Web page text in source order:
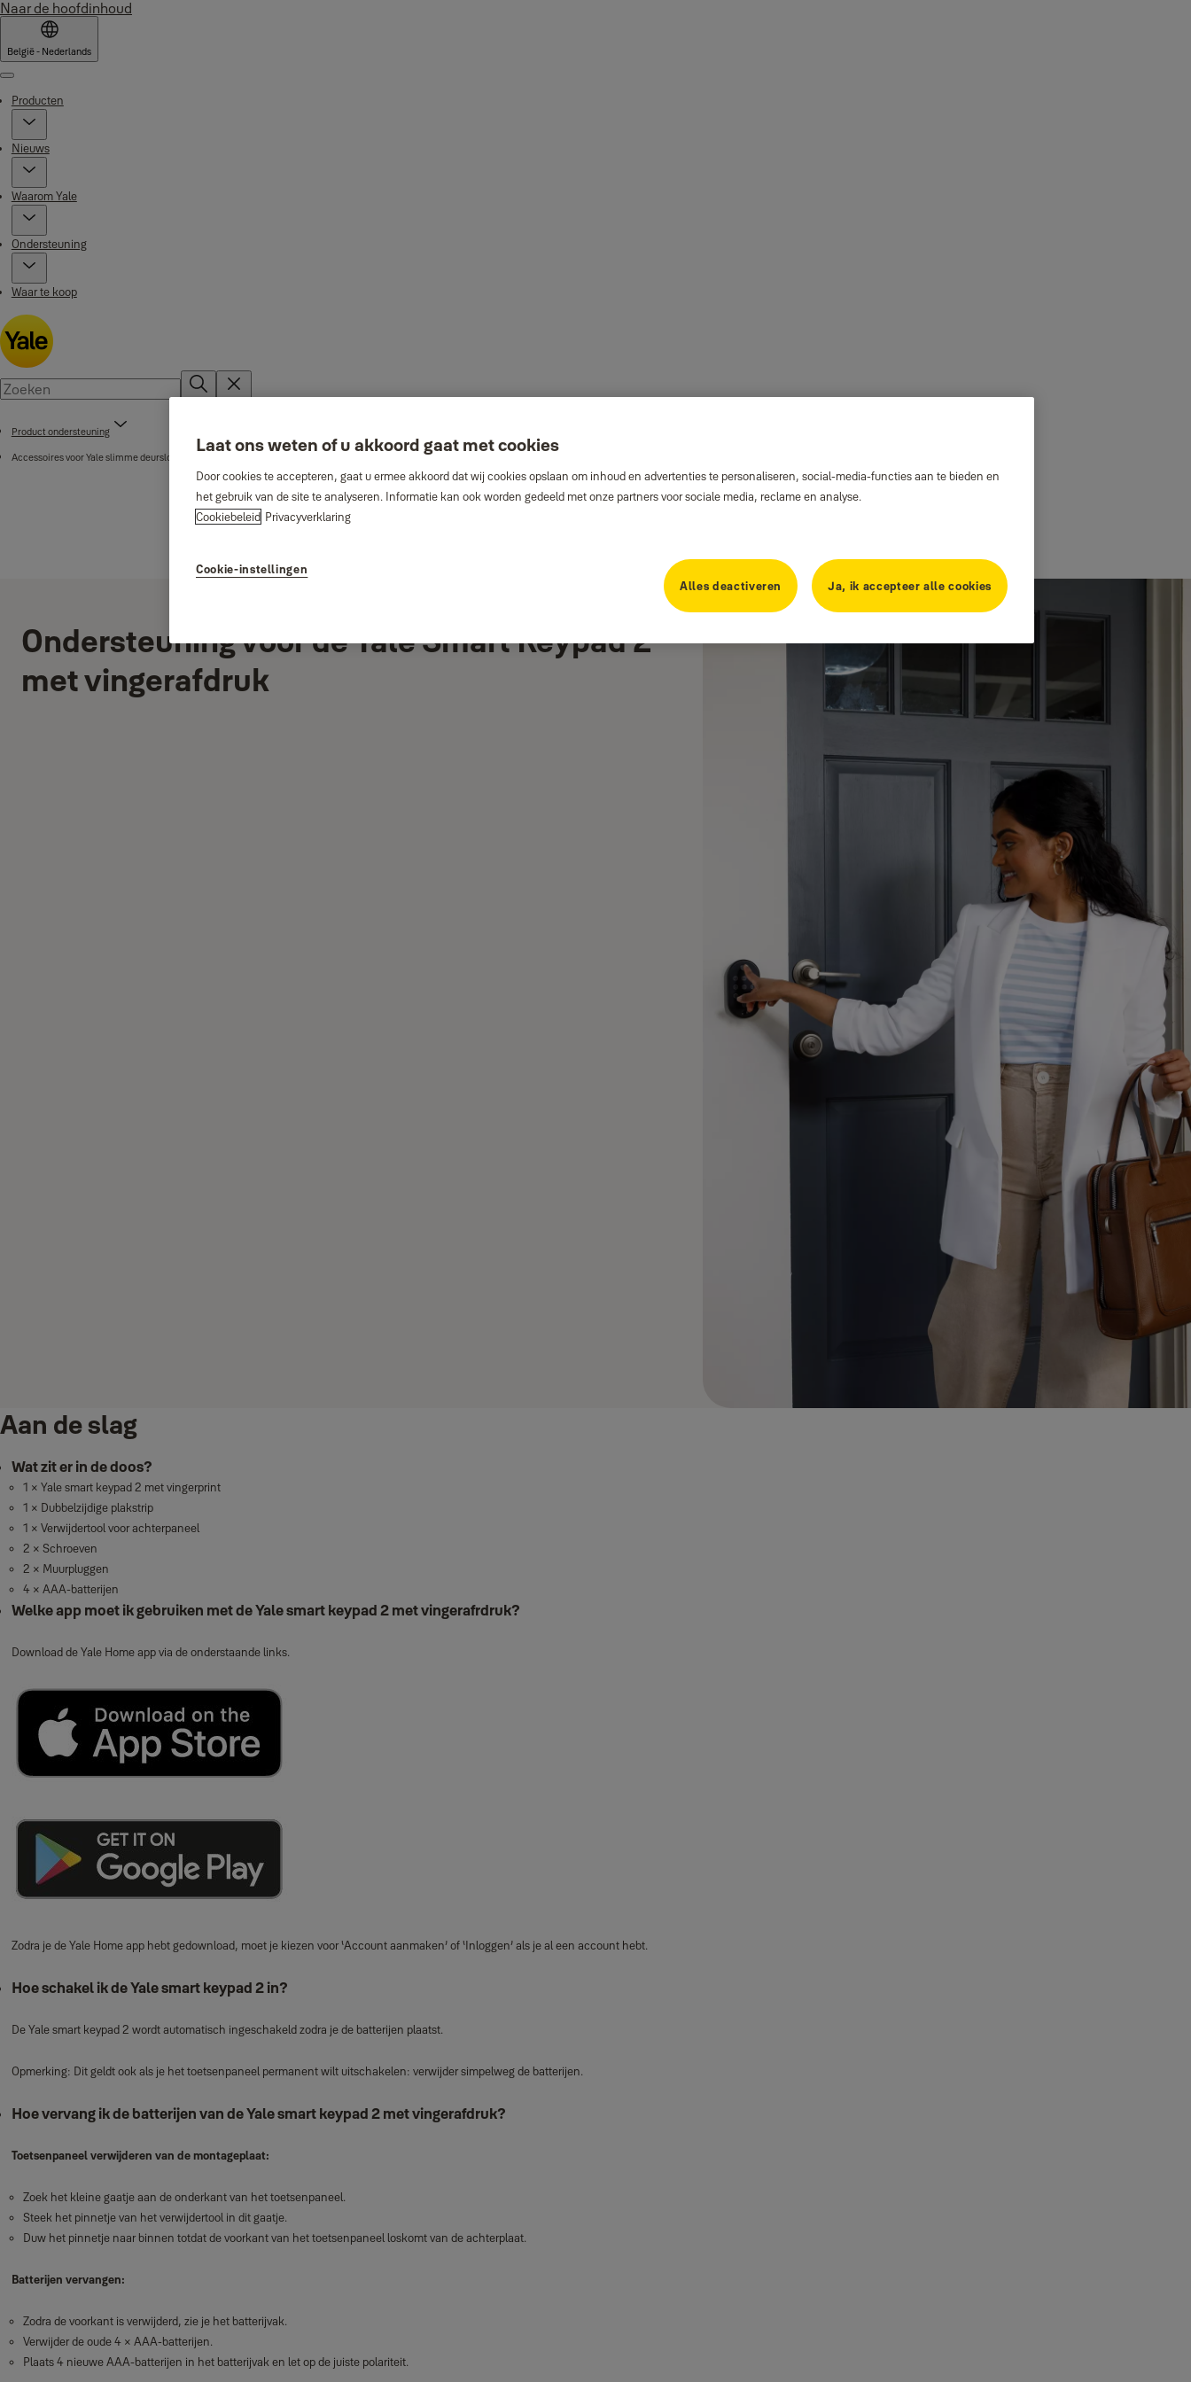
Naar de hoofdinhoud
België - Nederlands
Menu
Producten
Nieuws
Waarom Yale
Ondersteuning
Waar te koop
Product ondersteuning
Accessoires voor Yale slimme deursloten
Ondersteuning voor de Yale Smart Keypad 2
met vingerafdruk
Aan de slag
Wat zit er in de doos?
1 × Yale smart keypad 2 met vingerprint
1 × Dubbelzijdige plakstrip
1 × Verwijdertool voor achterpaneel
2 × Schroeven
2 × Muurpluggen
4 × AAA‑batterijen
Welke app moet ik gebruiken met de Yale smart keypad 2 met vingerafrdruk?
Download de Yale Home app via de onderstaande links.
Zodra je de Yale Home app hebt gedownload, moet je kiezen voor ‘Account aanmaken’ of ‘Inloggen’ als je al een account hebt.
Hoe schakel ik de Yale smart keypad 2 in?
De Yale smart keypad 2 wordt automatisch ingeschakeld zodra je de batterijen plaatst.
Opmerking: Dit geldt ook als je het toetsenpaneel permanent wilt uitschakelen: verwijder simpelweg de batterijen.
Hoe vervang ik de batterijen van de Yale smart keypad 2 met vingerafdruk?
Toetsenpaneel verwijderen van de montageplaat:
Zoek het kleine gaatje aan de onderkant van het toetsenpaneel.
Steek het pinnetje van het verwijdertool in dit gaatje.
Duw het pinnetje naar binnen totdat de voorkant van het toetsenpaneel loskomt van de achterplaat.
Batterijen vervangen:
Zodra de voorkant is verwijderd, zie je het batterijvak.
Verwijder de oude 4 × AAA‑batterijen.
Plaats 4 nieuwe AAA‑batterijen in het batterijvak en let op de juiste polariteit.
Laat ons weten of u akkoord gaat met cookies
Door cookies te accepteren, gaat u ermee akkoord dat wij cookies opslaan om inhoud en advertenties te personaliseren, social-media-functies aan te bieden en
het gebruik van de site te analyseren. Informatie kan ook worden gedeeld met onze partners voor sociale media, reclame en analyse.
Cookiebeleid Privacyverklaring
Cookie-instellingen
Alles deactiveren
Ja, ik accepteer alle cookies